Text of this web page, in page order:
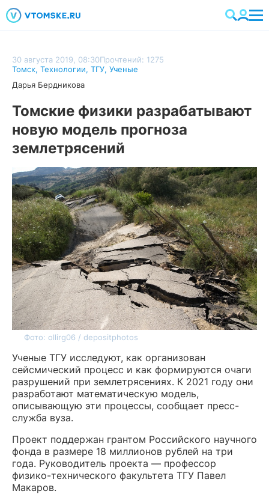
30 августа 2019, 08:30Прочтений: 1275
Томск, Технологии, ТГУ, Ученые
Дарья Бердникова
Томские физики разрабатывают
новую модель прогноза
землетрясений
Фото: ollirg06 / depositphotos
Ученые ТГУ исследуют, как организован
сейсмический процесс и как формируются очаги
разрушений при землетрясениях. К 2021 году они
разработают математическую модель,
описывающую эти процессы, сообщает пресс-
служба вуза.
Проект поддержан грантом Российского научного
фонда в размере 18 миллионов рублей на три
года. Руководитель проекта — профессор
физико-технического факультета ТГУ Павел
Макаров.